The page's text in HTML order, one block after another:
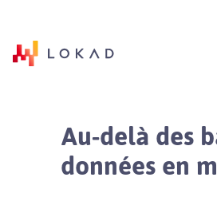
Au-delà des
données en